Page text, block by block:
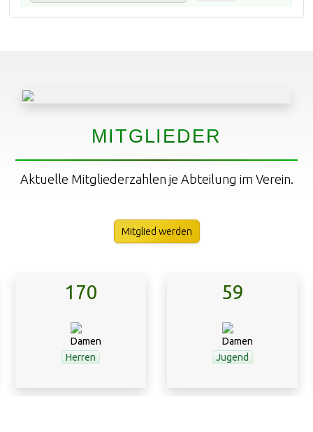
MITGLIEDER
Aktuelle Mitgliederzahlen je Abteilung im Verein.
Mitglied werden
170
Herren
59
Jugend